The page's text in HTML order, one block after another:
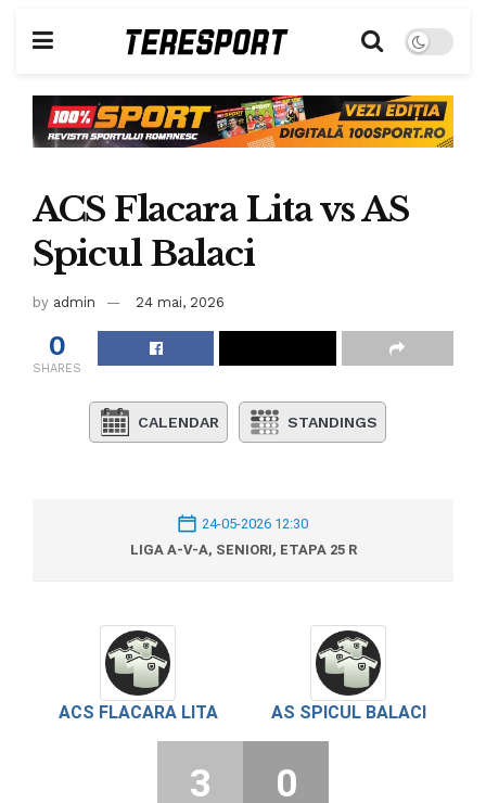
ACS Flacara Lita vs AS
Spicul Balaci
by admin 24 mai, 2026
0
SHARES
CALENDAR STANDINGS
24-05-2026 12:30
LIGA A-V-A, SENIORI, ETAPA 25 R
ACS FLACARA LITA AS SPICUL BALACI
3 0